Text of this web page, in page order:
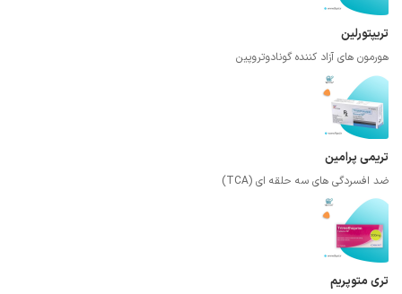
تریپتورلین
هورمون های آزاد کننده گونادوتروپین
تریمی پرامین
ضد افسردگی های سه حلقه ای (TCA)
تری متوپریم